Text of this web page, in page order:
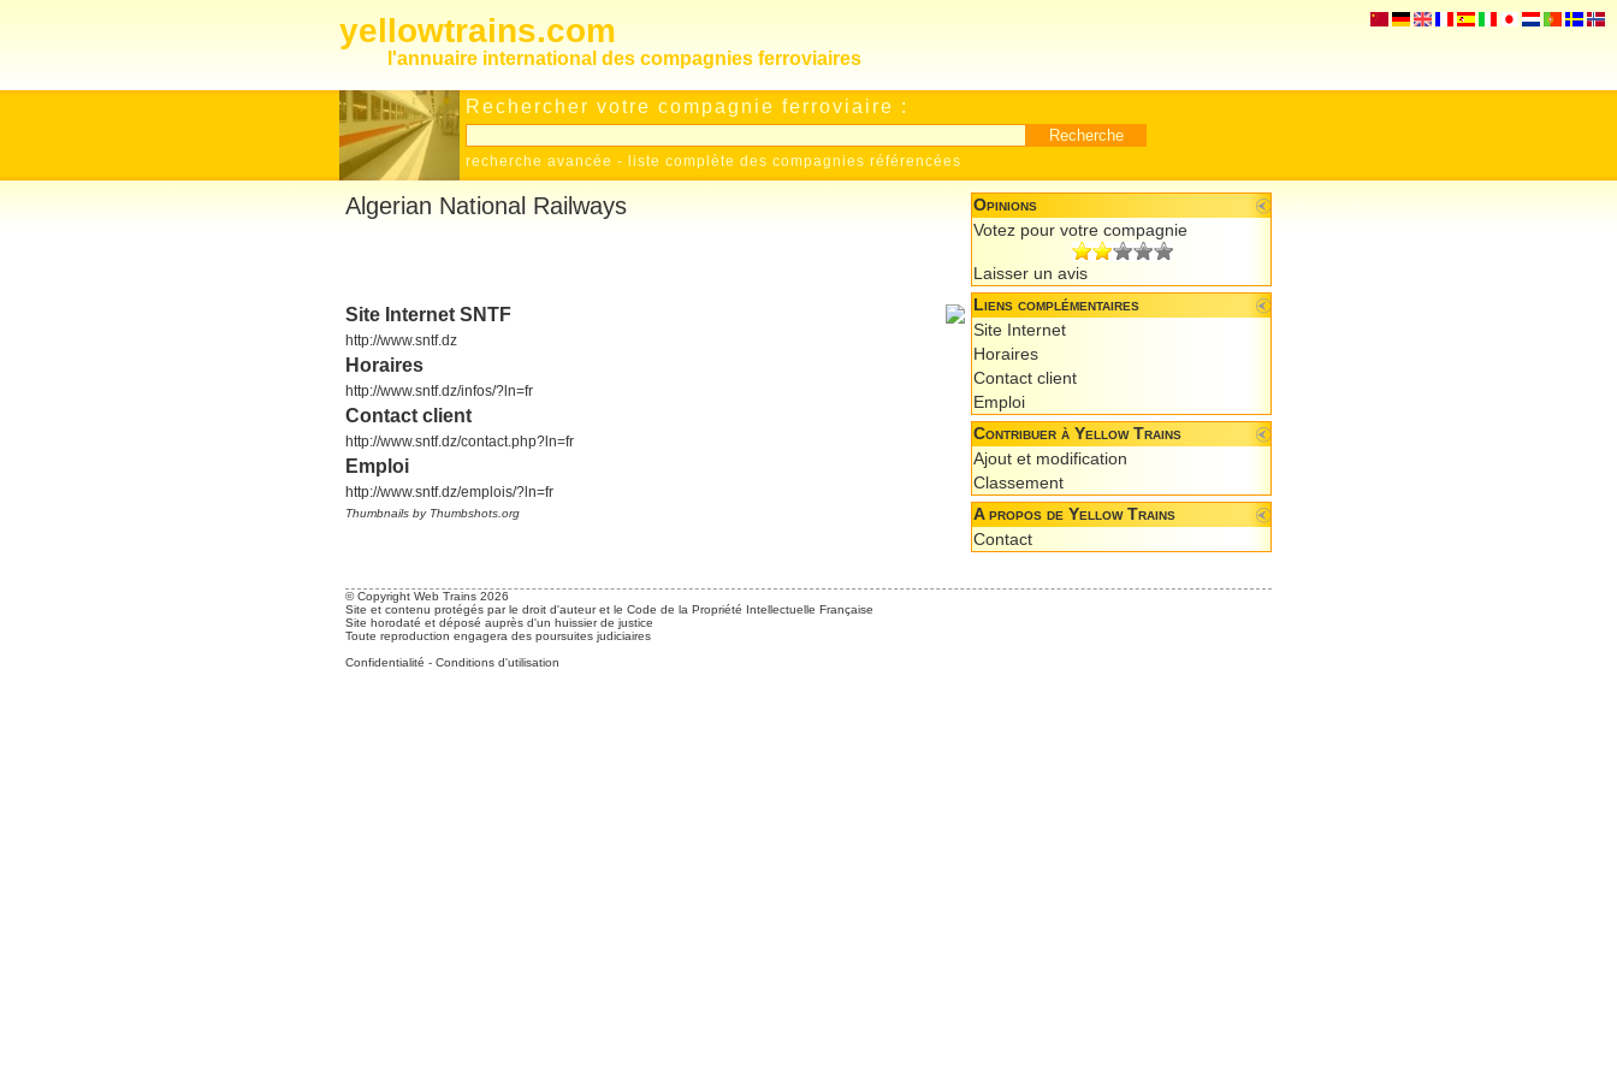
yellowtrains.com
l'annuaire international des compagnies ferroviaires
Rechercher votre compagnie ferroviaire :
recherche avancée - liste complète des compagnies référencées
Algerian National Railways
Site Internet SNTF
http://www.sntf.dz
Horaires
http://www.sntf.dz/infos/?ln=fr
Contact client
http://www.sntf.dz/contact.php?ln=fr
Emploi
http://www.sntf.dz/emplois/?ln=fr
Thumbnails by Thumbshots.org
Opinions
Votez pour votre compagnie
Laisser un avis
Liens complémentaires
Site Internet
Horaires
Contact client
Emploi
Contribuer à Yellow Trains
Ajout et modification
Classement
A propos de Yellow Trains
Contact
© Copyright Web Trains 2026
Site et contenu protégés par le droit d'auteur et le Code de la Propriété Intellectuelle Française
Site horodaté et déposé auprès d'un huissier de justice
Toute reproduction engagera des poursuites judiciaires
Confidentialité - Conditions d'utilisation